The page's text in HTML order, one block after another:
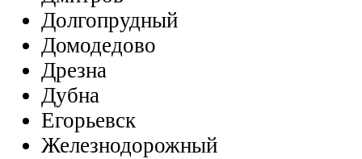
Долгопрудный
Домодедово
Дрезна
Дубна
Егорьевск
Железнодорожный